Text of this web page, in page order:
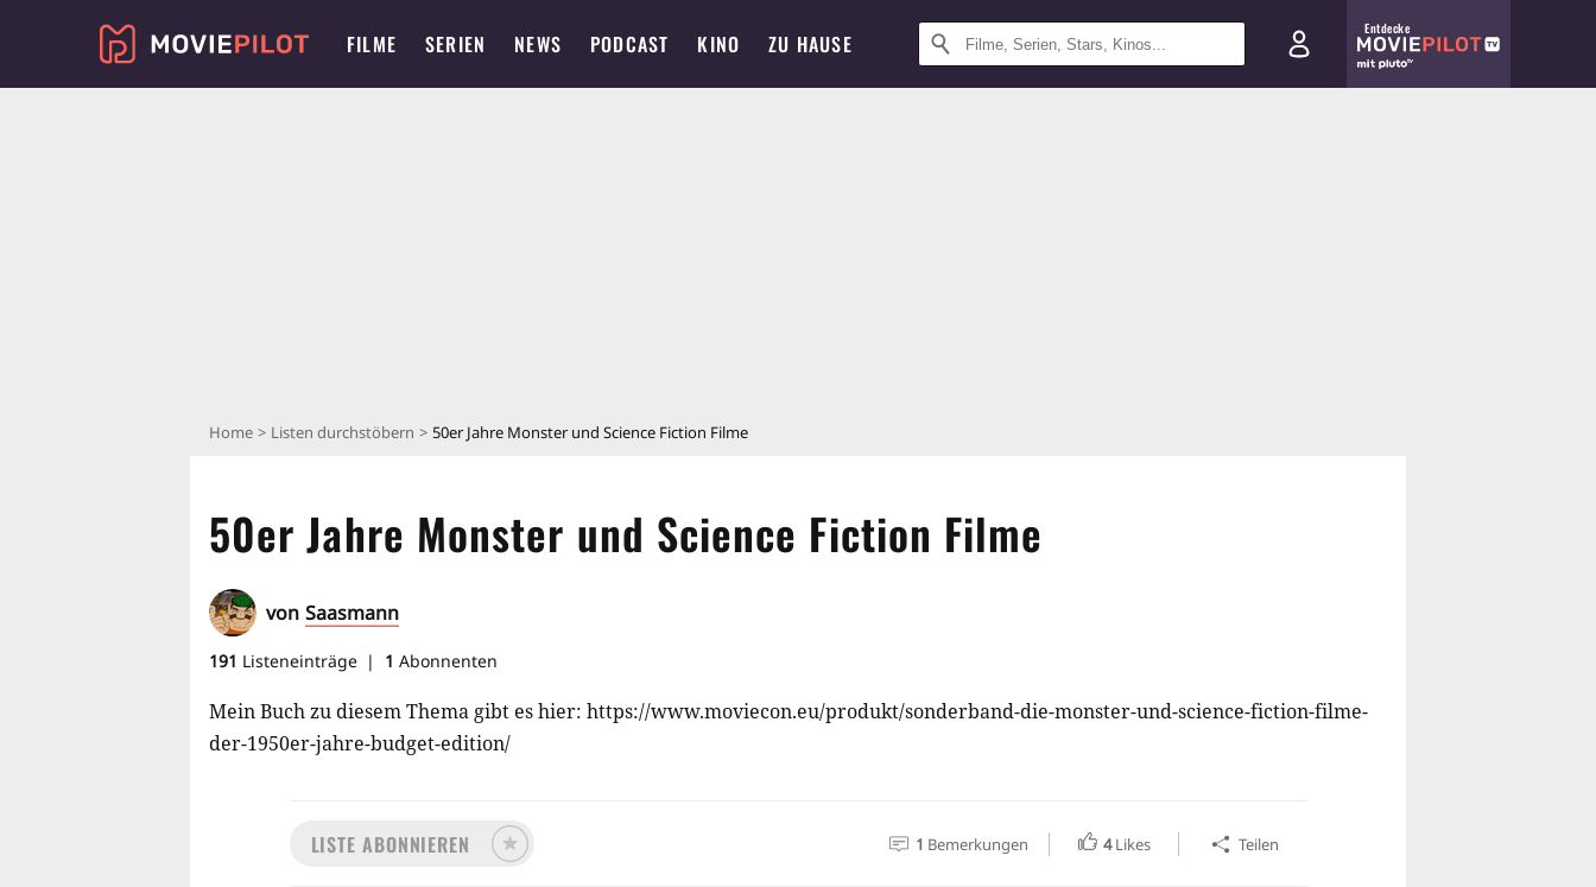
FILME SERIEN NEWS PODCAST KINO ZU HAUSE
Entdecke
Home Listen durchstöbern 50er Jahre Monster und Science Fiction Filme
50er Jahre Monster und Science Fiction Filme
von Saasmann
191 Listeneinträge 1 Abonnenten
Mein Buch zu diesem Thema gibt es hier: https://www.moviecon.eu/produkt/sonderband-die-monster-und-science-fiction-filme-
der-1950er-jahre-budget-edition/
LISTE ABONNIEREN 1 Bemerkungen 4 Likes Teilen